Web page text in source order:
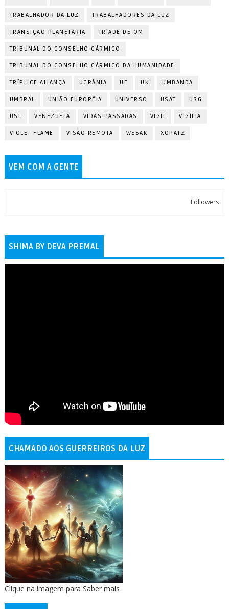
TRABALHADOR DA LUZ TRABALHADORES DA LUZ
TRANSIÇÃO PLANETÁRIA TRÍADE DE OM
TRIBUNAL DO CONSELHO CÁRMICO
TRIBUNAL DO CONSELHO CÁRMICO DA HUMANIDADE
TRÍPLICE ALIANÇA UCRÂNIA UE UK UMBANDA
UMBRAL UNIÃO EUROPÉIA UNIVERSO USAT USG
USL VENEZUELA VIDAS PASSADAS VIGIL VIGÍLIA
VIOLET FLAME VISÃO REMOTA WESAK XOPATZ
VEM COM A GENTE
Followers
SHIMA BY DEVA PREMAL
CHAMADO AOS GUERREIROS DA LUZ
Clique na imagem para Saber mais